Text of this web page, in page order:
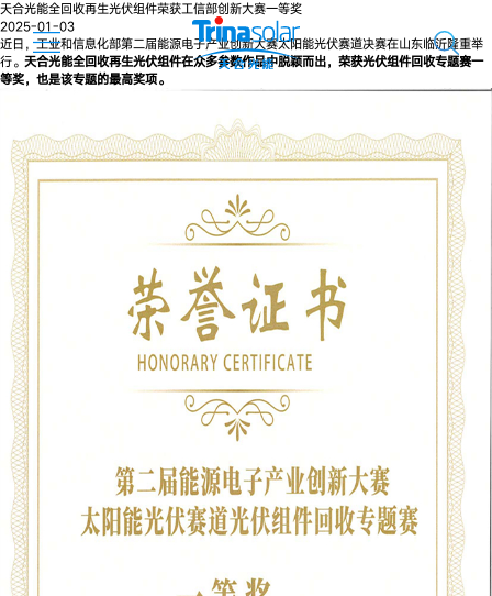
天合光能全回收再生光伏组件荣获工信部创新大赛一等奖
2025-01-03
近日，工业和信息化部第二届能源电子产业创新大赛太阳能光伏赛道决赛在山东临沂隆重举
行。 天合光能全回收再生光伏组件在众多参数作品中脱颖而出，荣获光伏组件回收专题赛一
等奖，也是该专题的最高奖项。